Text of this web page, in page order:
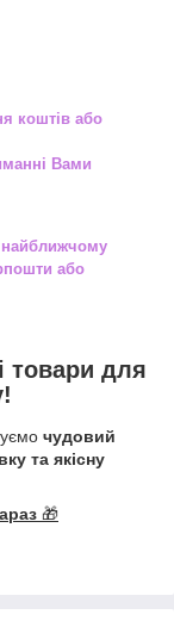
коштів або
Вами
або
товари для
чудовий
та якісну
🎁